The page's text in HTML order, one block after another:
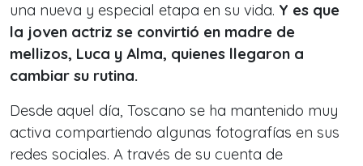
una nueva y especial etapa en su vida. Y es que
la joven actriz se convirtió en madre de
mellizos, Luca y Alma, quienes llegaron a
cambiar su rutina.
Desde aquel día, Toscano se ha mantenido muy
activa compartiendo algunas fotografías en sus
redes sociales. A través de su cuenta de